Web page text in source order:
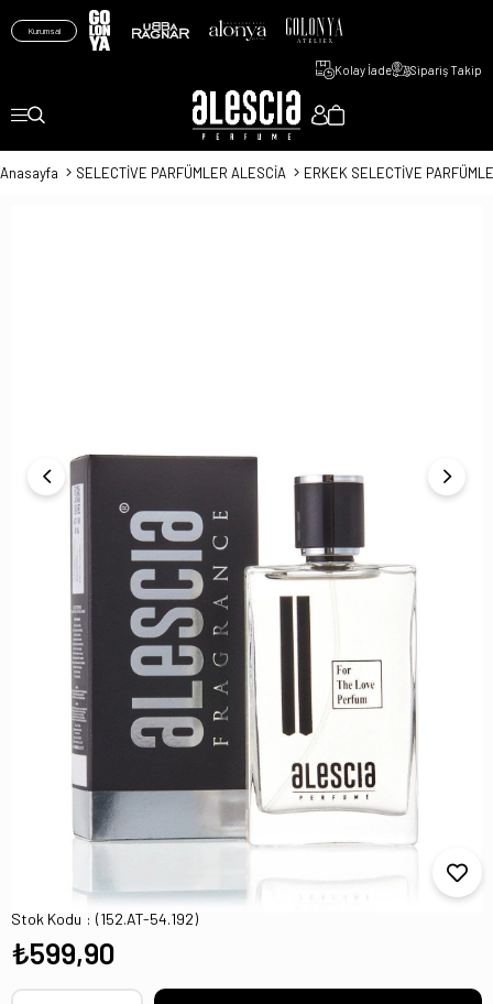
Kurumsal
Kolay İade Sipariş Takip
Anasayfa SELECTİVE PARFÜMLER ALESCİA ERKEK SELECTİVE
ML Erkek Parfüm
Stok Kodu (152.AT-54.192)
₺599,90